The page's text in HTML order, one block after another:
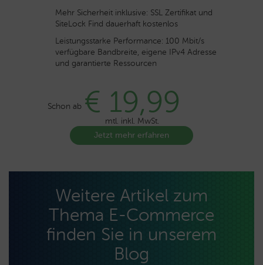
Mehr Sicherheit inklusive: SSL Zertifikat und
SiteLock Find dauerhaft kostenlos
Leistungsstarke Performance: 100 Mbit/s
verfügbare Bandbreite, eigene IPv4 Adresse
und garantierte Ressourcen
Schon ab € 19,99
mtl. inkl. MwSt.
Jetzt mehr erfahren
Weitere Artikel zum
Thema E-Commerce
finden Sie in unserem
Blog